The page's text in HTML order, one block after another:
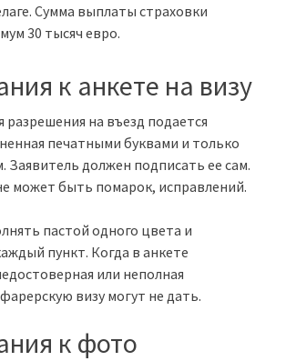
Сумма выплаты страховки
30 тысяч евро.
к анкете на визу
разрешения на въезд подается
печатными буквами и только
Заявитель должен подписать ее сам.
может быть помарок, исправлений.
пастой одного цвета и
пункт. Когда в анкете
или неполная
визу могут не дать.
к фото